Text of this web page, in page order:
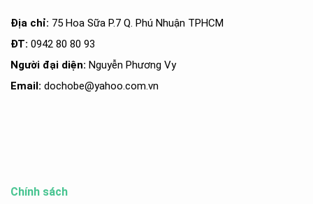
Địa chỉ: 75 Hoa Sữa P.7 Q. Phú Nhuận TPHCM
ĐT: 0942 80 80 93
Người đại diện: Nguyễn Phương Vy
Email: dochobe@yahoo.com.vn
Chính sách